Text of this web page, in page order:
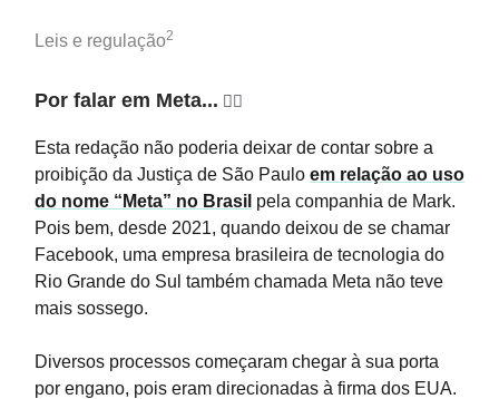
Leis e regulação2
Por falar em Meta... 👨‍⚖️
Esta redação não poderia deixar de contar sobre a
proibição da Justiça de São Paulo em relação ao uso
do nome “Meta” no Brasil pela companhia de Mark.
Pois bem, desde 2021, quando deixou de se chamar
Facebook, uma empresa brasileira de tecnologia do
Rio Grande do Sul também chamada Meta não teve
mais sossego.
Diversos processos começaram chegar à sua porta
por engano, pois eram direcionadas à firma dos EUA.